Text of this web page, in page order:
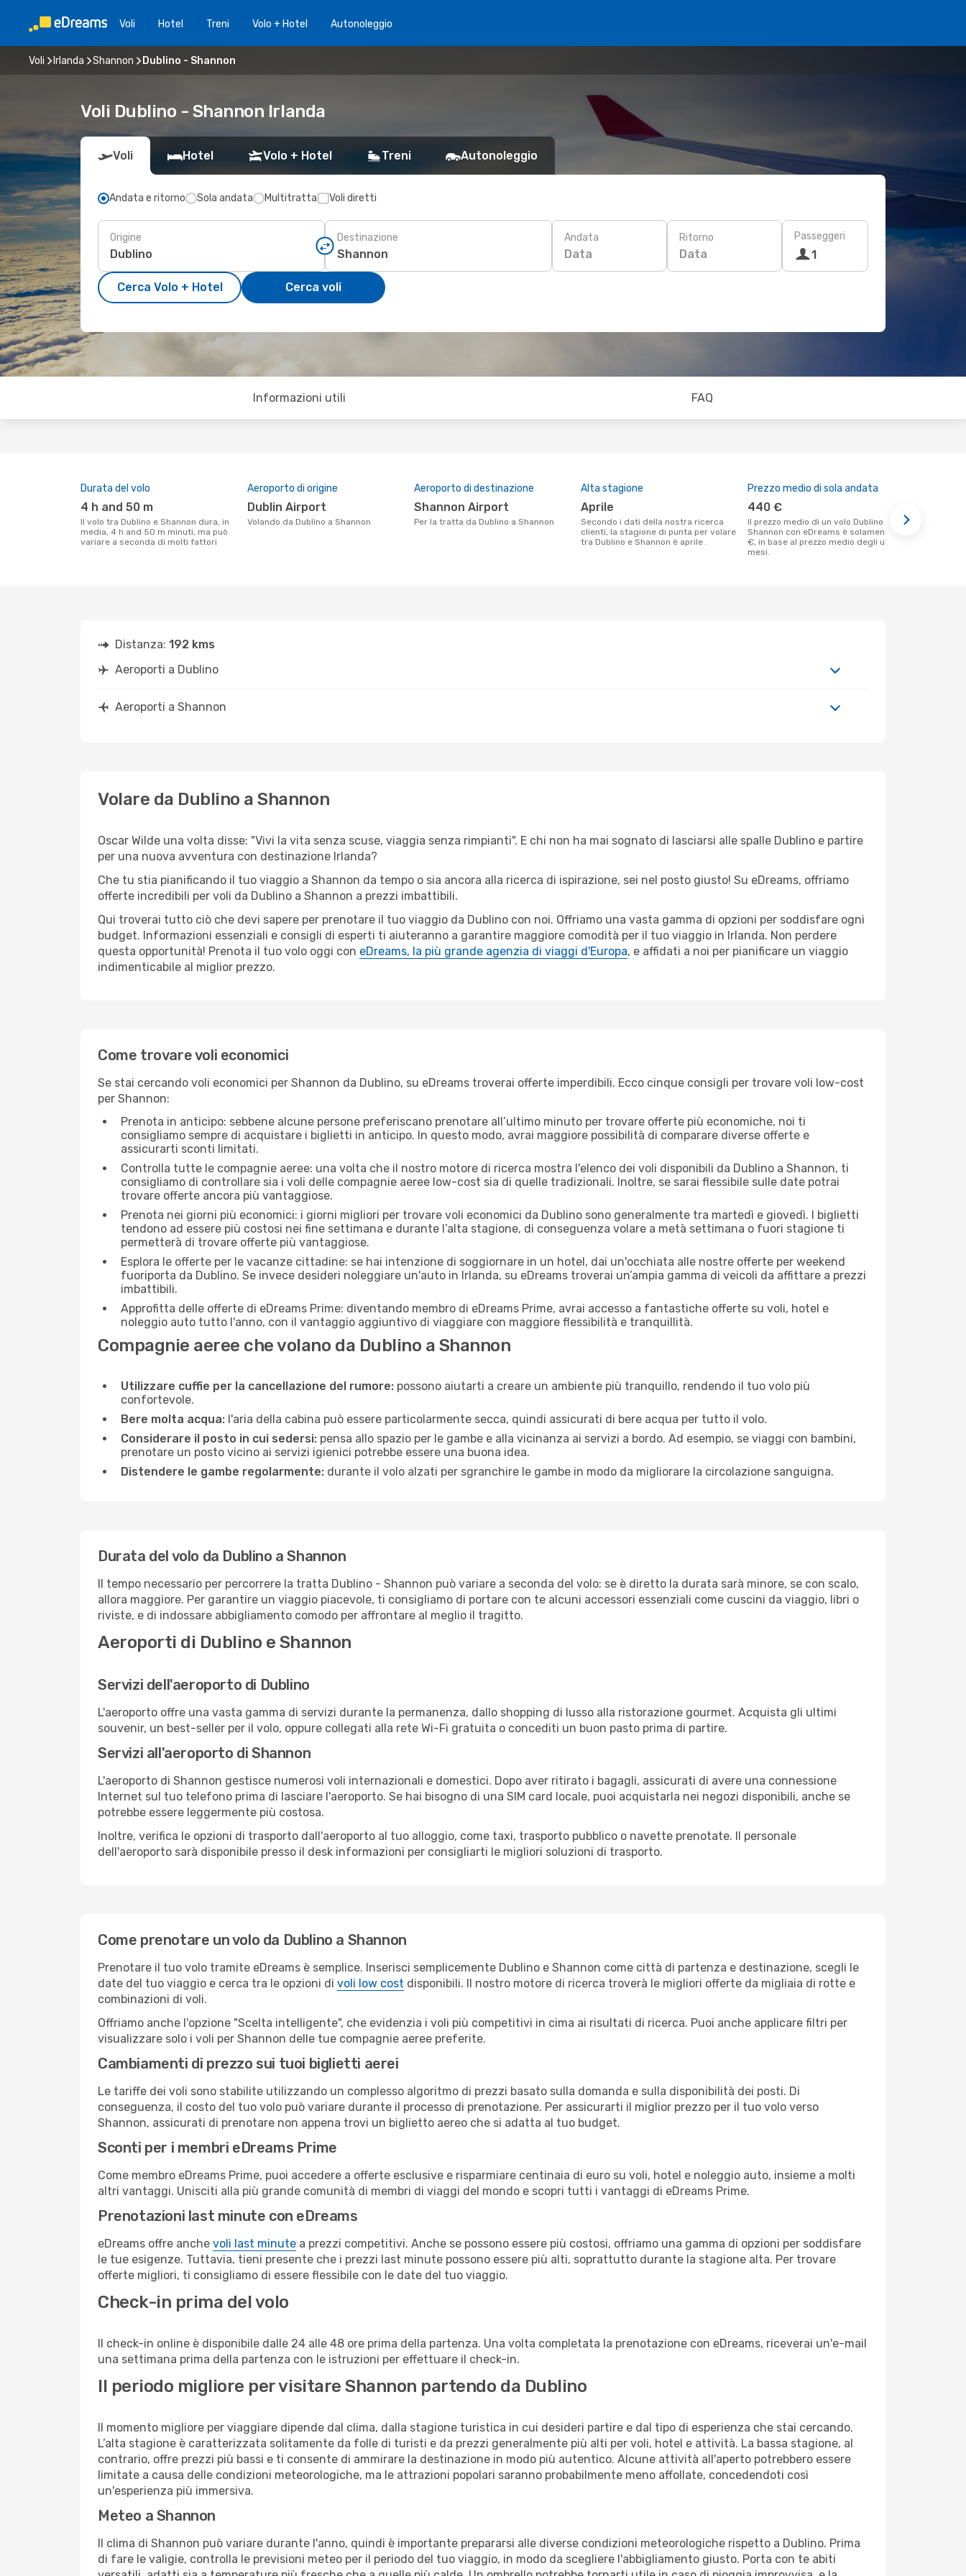
Voli Hotel Treni Volo + Hotel Autonoleggio
Voli Irlanda Shannon Dublino - Shannon
Voli Dublino - Shannon Irlanda
Voli Hotel Volo + Hotel Treni Autonoleggio
Andata e ritorno Sola andata Multitratta Voli diretti
Origine Destinazione Andata
Data
Ritorno
Data
Passeggeri
1
Cerca Volo + Hotel Cerca voli
Informazioni utili FAQ
Durata del volo
4 h and 50 m
Il volo tra Dublino e Shannon dura, in
media, 4 h and 50 m minuti, ma può
variare a seconda di molti fattori
Aeroporto di origine
Dublin Airport
Volando da Dublino a Shannon
Aeroporto di destinazione
Shannon Airport
Per la tratta da Dublino a Shannon
Alta stagione
aprile
Secondo i dati della nostra ricerca
clienti, la stagione di punta per volare
tra Dublino e Shannon è aprile .
Prezzo medio di sola andata
440 €
Il prezzo medio di un volo Dublino -
Shannon con eDreams è solamente 440
€, in base al prezzo medio degli ultimi
mesi.
Distanza: 192 kms
Aeroporti a Dublino
Aeroporti a Shannon
Volare da Dublino a Shannon
Oscar Wilde una volta disse: "Vivi la vita senza scuse, viaggia senza rimpianti". E chi non ha mai sognato di lasciarsi alle spalle Dublino e partire
per una nuova avventura con destinazione Irlanda?
Che tu stia pianificando il tuo viaggio a Shannon da tempo o sia ancora alla ricerca di ispirazione, sei nel posto giusto! Su eDreams, offriamo
offerte incredibili per voli da Dublino a Shannon a prezzi imbattibili.
Qui troverai tutto ciò che devi sapere per prenotare il tuo viaggio da Dublino con noi. Offriamo una vasta gamma di opzioni per soddisfare ogni
budget. Informazioni essenziali e consigli di esperti ti aiuteranno a garantire maggiore comodità per il tuo viaggio in Irlanda. Non perdere
questa opportunità! Prenota il tuo volo oggi con eDreams, la più grande agenzia di viaggi d'Europa, e affidati a noi per pianificare un viaggio
indimenticabile al miglior prezzo.
Come trovare voli economici
Se stai cercando voli economici per Shannon da Dublino, su eDreams troverai offerte imperdibili. Ecco cinque consigli per trovare voli low-cost
per Shannon:
Prenota in anticipo: sebbene alcune persone preferiscano prenotare all’ultimo minuto per trovare offerte più economiche, noi ti
consigliamo sempre di acquistare i biglietti in anticipo. In questo modo, avrai maggiore possibilità di comparare diverse offerte e
assicurarti sconti limitati.
Controlla tutte le compagnie aeree: una volta che il nostro motore di ricerca mostra l'elenco dei voli disponibili da Dublino a Shannon, ti
consigliamo di controllare sia i voli delle compagnie aeree low-cost sia di quelle tradizionali. Inoltre, se sarai flessibile sulle date potrai
trovare offerte ancora più vantaggiose.
Prenota nei giorni più economici: i giorni migliori per trovare voli economici da Dublino sono generalmente tra martedì e giovedì. I biglietti
tendono ad essere più costosi nei fine settimana e durante l’alta stagione, di conseguenza volare a metà settimana o fuori stagione ti
permetterà di trovare offerte più vantaggiose.
Esplora le offerte per le vacanze cittadine: se hai intenzione di soggiornare in un hotel, dai un'occhiata alle nostre offerte per weekend
fuoriporta da Dublino. Se invece desideri noleggiare un'auto in Irlanda, su eDreams troverai un’ampia gamma di veicoli da affittare a prezzi
imbattibili.
Approfitta delle offerte di eDreams Prime: diventando membro di eDreams Prime, avrai accesso a fantastiche offerte su voli, hotel e
noleggio auto tutto l'anno, con il vantaggio aggiuntivo di viaggiare con maggiore flessibilità e tranquillità.
Compagnie aeree che volano da Dublino a Shannon
Utilizzare cuffie per la cancellazione del rumore: possono aiutarti a creare un ambiente più tranquillo, rendendo il tuo volo più
confortevole.
Bere molta acqua: l'aria della cabina può essere particolarmente secca, quindi assicurati di bere acqua per tutto il volo.
Considerare il posto in cui sedersi: pensa allo spazio per le gambe e alla vicinanza ai servizi a bordo. Ad esempio, se viaggi con bambini,
prenotare un posto vicino ai servizi igienici potrebbe essere una buona idea.
Distendere le gambe regolarmente: durante il volo alzati per sgranchire le gambe in modo da migliorare la circolazione sanguigna.
Durata del volo da Dublino a Shannon
Il tempo necessario per percorrere la tratta Dublino - Shannon può variare a seconda del volo: se è diretto la durata sarà minore, se con scalo,
allora maggiore. Per garantire un viaggio piacevole, ti consigliamo di portare con te alcuni accessori essenziali come cuscini da viaggio, libri o
riviste, e di indossare abbigliamento comodo per affrontare al meglio il tragitto.
Aeroporti di Dublino e Shannon
Servizi dell'aeroporto di Dublino
L'aeroporto offre una vasta gamma di servizi durante la permanenza, dallo shopping di lusso alla ristorazione gourmet. Acquista gli ultimi
souvenir, un best-seller per il volo, oppure collegati alla rete Wi-Fi gratuita o concediti un buon pasto prima di partire.
Servizi all'aeroporto di Shannon
L'aeroporto di Shannon gestisce numerosi voli internazionali e domestici. Dopo aver ritirato i bagagli, assicurati di avere una connessione
Internet sul tuo telefono prima di lasciare l'aeroporto. Se hai bisogno di una SIM card locale, puoi acquistarla nei negozi disponibili, anche se
potrebbe essere leggermente più costosa.
Inoltre, verifica le opzioni di trasporto dall'aeroporto al tuo alloggio, come taxi, trasporto pubblico o navette prenotate. Il personale
dell'aeroporto sarà disponibile presso il desk informazioni per consigliarti le migliori soluzioni di trasporto.
Come prenotare un volo da Dublino a Shannon
Prenotare il tuo volo tramite eDreams è semplice. Inserisci semplicemente Dublino e Shannon come città di partenza e destinazione, scegli le
date del tuo viaggio e cerca tra le opzioni di voli low cost disponibili. Il nostro motore di ricerca troverà le migliori offerte da migliaia di rotte e
combinazioni di voli.
Offriamo anche l'opzione "Scelta intelligente", che evidenzia i voli più competitivi in cima ai risultati di ricerca. Puoi anche applicare filtri per
visualizzare solo i voli per Shannon delle tue compagnie aeree preferite.
Cambiamenti di prezzo sui tuoi biglietti aerei
Le tariffe dei voli sono stabilite utilizzando un complesso algoritmo di prezzi basato sulla domanda e sulla disponibilità dei posti. Di
conseguenza, il costo del tuo volo può variare durante il processo di prenotazione. Per assicurarti il miglior prezzo per il tuo volo verso
Shannon, assicurati di prenotare non appena trovi un biglietto aereo che si adatta al tuo budget.
Sconti per i membri eDreams Prime
Come membro eDreams Prime, puoi accedere a offerte esclusive e risparmiare centinaia di euro su voli, hotel e noleggio auto, insieme a molti
altri vantaggi. Unisciti alla più grande comunità di membri di viaggi del mondo e scopri tutti i vantaggi di eDreams Prime.
Prenotazioni last minute con eDreams
eDreams offre anche voli last minute a prezzi competitivi. Anche se possono essere più costosi, offriamo una gamma di opzioni per soddisfare
le tue esigenze. Tuttavia, tieni presente che i prezzi last minute possono essere più alti, soprattutto durante la stagione alta. Per trovare
offerte migliori, ti consigliamo di essere flessibile con le date del tuo viaggio.
Check-in prima del volo
Il check-in online è disponibile dalle 24 alle 48 ore prima della partenza. Una volta completata la prenotazione con eDreams, riceverai un'e-mail
una settimana prima della partenza con le istruzioni per effettuare il check-in.
Il periodo migliore per visitare Shannon partendo da Dublino
Il momento migliore per viaggiare dipende dal clima, dalla stagione turistica in cui desideri partire e dal tipo di esperienza che stai cercando.
L’alta stagione è caratterizzata solitamente da folle di turisti e da prezzi generalmente più alti per voli, hotel e attività. La bassa stagione, al
contrario, offre prezzi più bassi e ti consente di ammirare la destinazione in modo più autentico. Alcune attività all'aperto potrebbero essere
limitate a causa delle condizioni meteorologiche, ma le attrazioni popolari saranno probabilmente meno affollate, concedendoti così
un'esperienza più immersiva.
Meteo a Shannon
Il clima di Shannon può variare durante l'anno, quindi è importante prepararsi alle diverse condizioni meteorologiche rispetto a Dublino. Prima
di fare le valigie, controlla le previsioni meteo per il periodo del tuo viaggio, in modo da scegliere l'abbigliamento giusto. Porta con te abiti